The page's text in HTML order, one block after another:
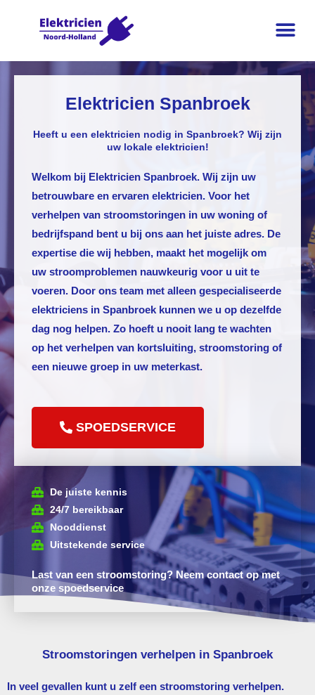
Elektricien Spanbroek
Heeft u een elektricien nodig in Spanbroek? Wij zijn
uw lokale elektricien!
Welkom bij Elektricien Spanbroek. Wij zijn uw
betrouwbare en ervaren elektricien. Voor het
verhelpen van stroomstoringen in uw woning of
bedrijfspand bent u bij ons aan het juiste adres. De
expertise die wij hebben, maakt het mogelijk om
uw stroomproblemen nauwkeurig voor u uit te
voeren. Door ons team met alleen gespecialiseerde
elektriciens in Spanbroek kunnen we u op dezelfde
dag nog helpen. Zo hoeft u nooit lang te wachten
op het verhelpen van kortsluiting, stroomstoring of
een nieuwe groep in uw meterkast.
SPOEDSERVICE
De juiste kennis
24/7 bereikbaar
Nooddienst
Uitstekende service
Last van een stroomstoring? Neem contact op met
onze spoedservice
Stroomstoringen verhelpen in Spanbroek
In veel gevallen kunt u zelf een stroomstoring verhelpen.